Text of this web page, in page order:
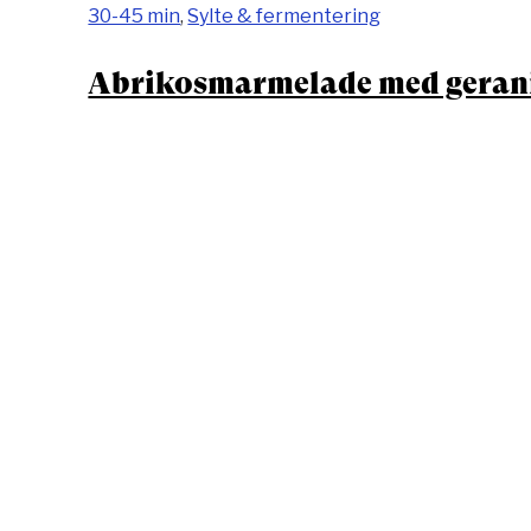
30-45 min,Sylte & fermentering
Abrikosmarmelade med